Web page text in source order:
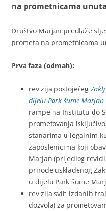
na prometnicama
Društvo Marjan predlaže
prometa na prometnicama
Prva faza (odmah):
revizija postojećeg
dijelu Park šume Marjan
rampe na Institutu do
prometovanja
stanarima u legalnim
zaposlenicima koji
Marjan (prijedlog
prirode usklađenog
u dijelu Park šume
revizija svih izdanih
dozvola) za